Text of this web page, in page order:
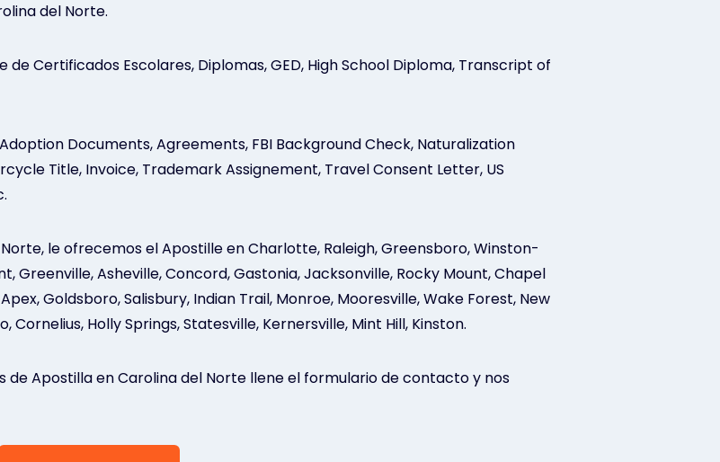
del Norte.
Certificados Escolares, Diplomas, GED, High School Diploma, Transcript of
Documents, Agreements, FBI Background Check, Naturalization
Title, Invoice, Trademark Assignement, Travel Consent Letter, US
le ofrecemos el Apostille en Charlotte, Raleigh, Greensboro, Winston-
Greenville, Asheville, Concord, Gastonia, Jacksonville, Rocky Mount, Chapel
Goldsboro, Salisbury, Indian Trail, Monroe, Mooresville, Wake Forest, New
Holly Springs, Statesville, Kernersville, Mint Hill, Kinston.
de Apostilla en Carolina del Norte llene el formulario de contacto y nos